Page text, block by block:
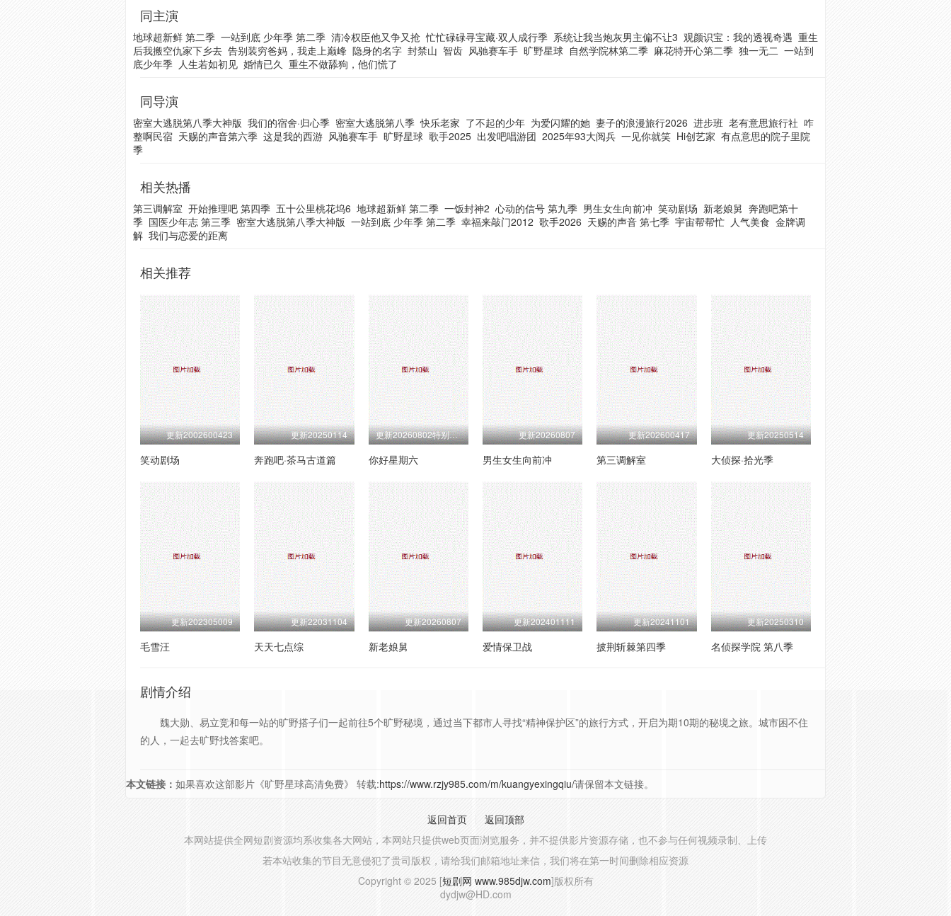
同主演
地球超新鲜 第二季 一站到底 少年季 第二季 清冷权臣他又争又抢 忙忙碌碌寻宝藏·双人成行季 系统让我当炮灰男主偏不让3 观颜识宝：我的透视奇遇 重生
后我搬空仇家下乡去 告别装穷爸妈，我走上巅峰 隐身的名字 封禁山 智齿 风驰赛车手 旷野星球 自然学院林第二季 麻花特开心第二季 独一无二 一站到
底少年季 人生若如初见 婚情已久 重生不做舔狗，他们慌了
同导演
密室大逃脱第八季大神版 我们的宿舍·归心季 密室大逃脱第八季 快乐老家 了不起的少年 为爱闪耀的她 妻子的浪漫旅行2026 进步班 老有意思旅行社 咋
整啊民宿 天赐的声音第六季 这是我的西游 风驰赛车手 旷野星球 歌手2025 出发吧唱游团 2025年93大阅兵 一见你就笑 Hi创艺家 有点意思的院子里院
季
相关热播
第三调解室 开始推理吧 第四季 五十公里桃花坞6 地球超新鲜 第二季 一饭封神2 心动的信号 第九季 男生女生向前冲 笑动剧场 新老娘舅 奔跑吧第十
季 国医少年志 第三季 密室大逃脱第八季大神版 一站到底 少年季 第二季 幸福来敲门2012 歌手2026 天赐的声音 第七季 宇宙帮帮忙 人气美食 金牌调
解 我们与恋爱的距离
相关推荐
更新2002600423
笑动剧场
更新20250114
奔跑吧·茶马古道篇
更新20260802特别企划第27期
你好星期六
更新20260807
男生女生向前冲
更新202600417
第三调解室
更新20250514
大侦探·拾光季
更新202305009
毛雪汪
更新22031104
天天七点综
更新20260807
新老娘舅
更新202401111
爱情保卫战
更新20241101
披荆斩棘第四季
更新20250310
名侦探学院 第八季
剧情介绍
魏大勋、易立竞和每一站的旷野搭子们一起前往5个旷野秘境，通过当下都市人寻找“精神保护区”的旅行方式，开启为期10期的秘境之旅。城市困不住
的人，一起去旷野找答案吧。
本文链接： 如果喜欢这部影片《旷野星球高清免费》 转载:https://www.rzjy985.com/m/kuangyexingqiu/请保留本文链接。
返回首页
返回顶部
本网站提供全网短剧资源均系收集各大网站，本网站只提供web页面浏览服务，并不提供影片资源存储，也不参与任何视频录制、上传
若本站收集的节目无意侵犯了贵司版权，请给我们邮箱地址来信，我们将在第一时间删除相应资源
Copyright © 2025 [短剧网 www.985djw.com]版权所有
dydjw@HD.com